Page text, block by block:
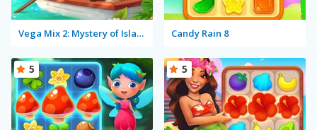
Vega Mix 2: Mystery of Island Candy Rain 8
5 5